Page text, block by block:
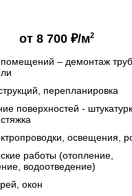
от8 700 ₽/м2
помещений – демонтаж
перепланировка
поверхностей -
освещения,
работы (отопление,
водоотведение)
окон